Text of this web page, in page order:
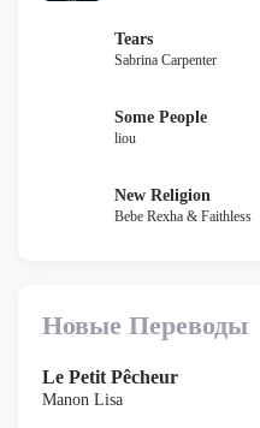
Tears
Sabrina Carpenter
Some People
liou
New Religion
Bebe Rexha & Faithless
Новые Переводы
Le Petit Pêcheur
Manon Lisa